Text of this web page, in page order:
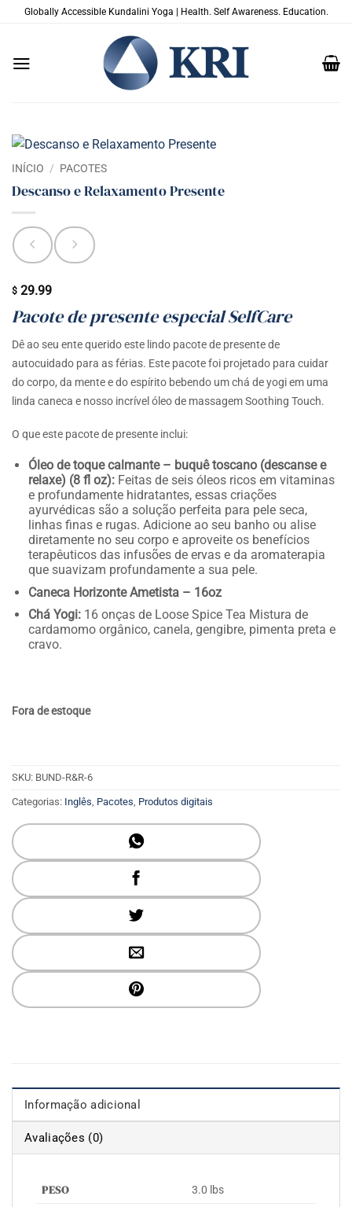
Globally Accessible Kundalini Yoga | Health. Self Awareness. Education.
INÍCIO / PACOTES
Descanso e Relaxamento Presente
$ 29.99
Pacote de presente especial SelfCare
Dê ao seu ente querido este lindo pacote de presente de
autocuidado para as férias. Este pacote foi projetado para cuidar
do corpo, da mente e do espírito bebendo um chá de yogi em uma
linda caneca e nosso incrível óleo de massagem Soothing Touch.
O que este pacote de presente inclui:
Óleo de toque calmante – buquê toscano (descanse e
relaxe) (8 fl oz): Feitas de seis óleos ricos em vitaminas
e profundamente hidratantes, essas criações
ayurvédicas são a solução perfeita para pele seca,
linhas finas e rugas. Adicione ao seu banho ou alise
diretamente no seu corpo e aproveite os benefícios
terapêuticos das infusões de ervas e da aromaterapia
que suavizam profundamente a sua pele.
Caneca Horizonte Ametista – 16oz
Chá Yogi: 16 onças de Loose Spice Tea Mistura de
cardamomo orgânico, canela, gengibre, pimenta preta e
cravo.
Fora de estoque
SKU: BUND-R&R-6
Categorias: Inglês Pacotes Produtos digitais
Informação adicional
Avaliações (0)
PESO 3.0 lbs